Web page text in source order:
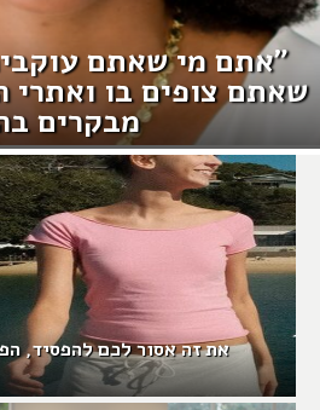
"אתם מי שאתם
שאתם צופים בו
מבקרים
את זה אסור לכם להפסיד,